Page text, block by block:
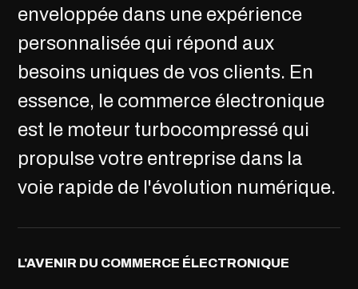
enveloppée dans une expérience
personnalisée qui répond aux
besoins uniques de vos clients. En
essence, le commerce électronique
est le moteur turbocompressé qui
propulse votre entreprise dans la
voie rapide de l'évolution numérique.
L'AVENIR DU COMMERCE ÉLECTRONIQUE